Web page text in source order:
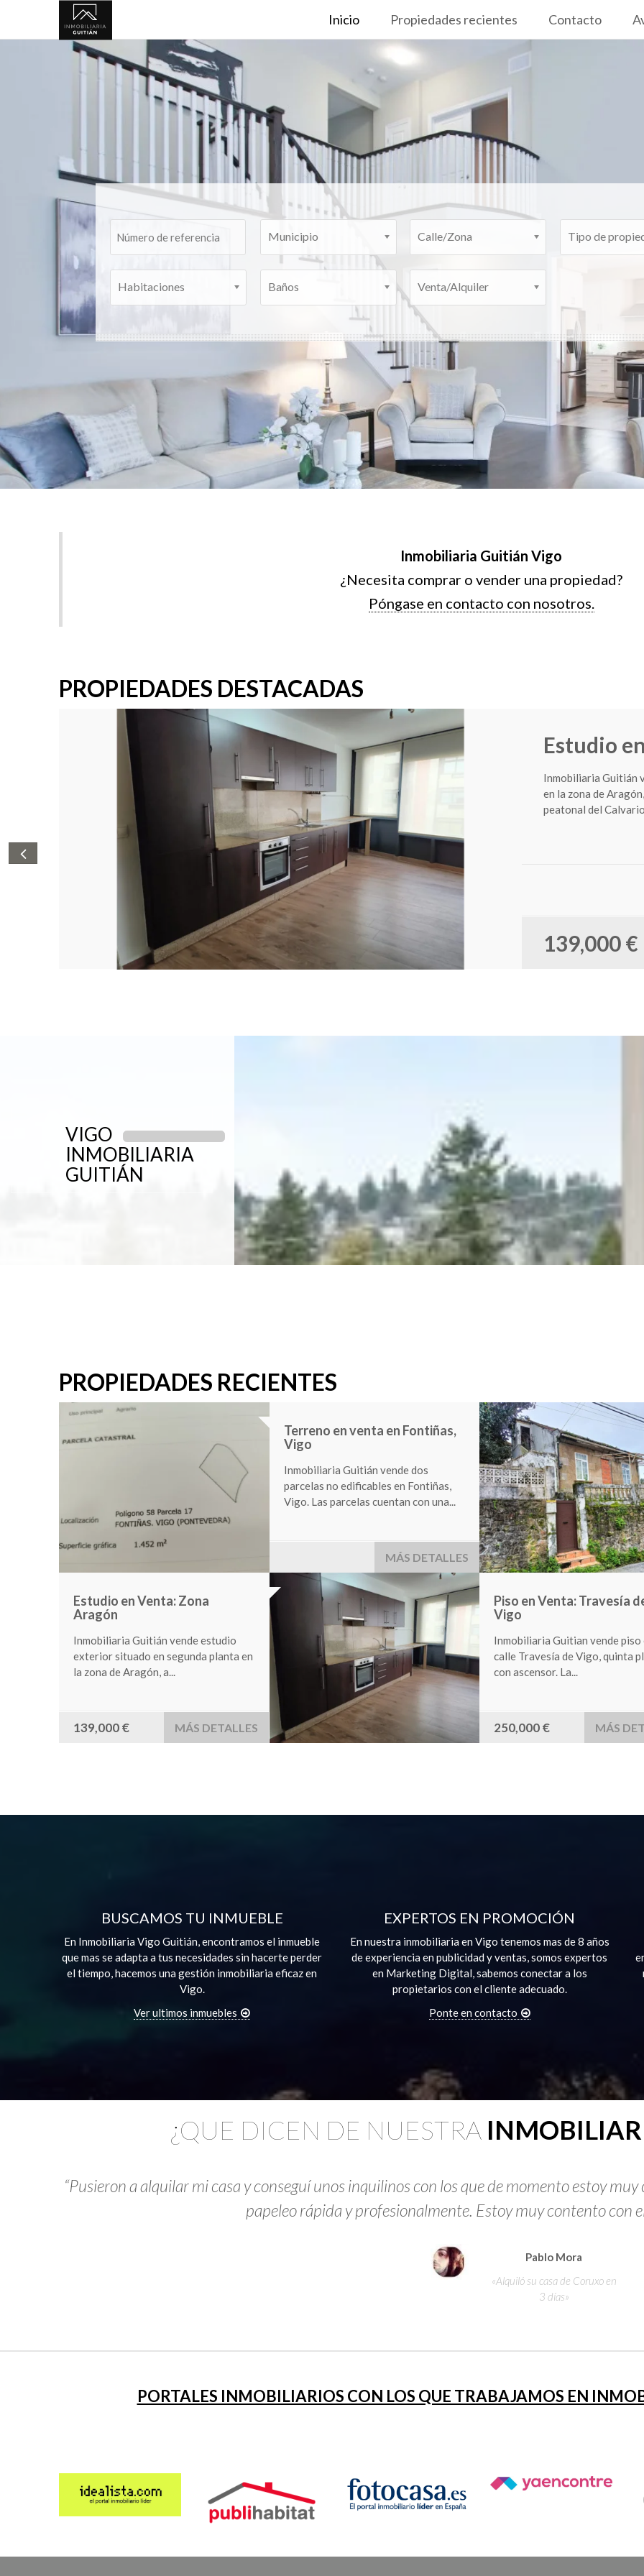
Inmobiliaria
Vigo
Guitian
Inicio Propiedades recientes Contacto
Municipio Calle/Zona Tipo de
Habitaciones Baños Venta/Alquiler
Inmobiliaria Guitián Vigo
¿Necesita comprar o vender una propiedad?
Póngase en contacto con nosotros.
PROPIEDADES DESTACADAS
Estudio
Inmobiliaria Guitián
en la zona de
peatonal del
139,000 €
VIGO
INMOBILIARIA
GUITIÁN
PROPIEDADES RECIENTES
Local en Venta en San Roque,
Vigo
Inmobiliaria Guitián presenta un
luminoso local comercial a pie de calle
en calle San Roque....
MÁS DETALLES
Venta casa zona Creciente
reformada en el año 2000. Situada en
la zona de Creciente....
75,000 € MÁS DETALLES
Venta terreno zona
Chandebrito
Estupendo terreno en la zona
Chandebrito, con una
850 m2. Consta de...
90,000 € MÁS
BUSCAMOS TU INMUEBLE
En Inmobiliaria Vigo Guitián, encontramos el inmueble
que mas se adapta a tus necesidades sin hacerte perder
el tiempo, hacemos una gestión inmobiliaria eficaz en
Vigo.
Ver ultimos inmuebles
EXPERTOS EN PROMOCIÓN
En nuestra inmobiliaria en Vigo tenemos mas de 8 años
de experiencia en publicidad y ventas, somos expertos
en Marketing Digital, sabemos conectar a los
propietarios con el cliente adecuado.
Ponte en contacto
¿QUE DICEN DE NUESTRA
“Pusieron a alquilar mi casa y conseguí unos inquilinos con los que de momento estoy
papeleo rápida y profesionalmente. Estoy muy contento con
Pablo Mora
«Alquiló su casa de Coruxo en
3 días»
PORTALES INMOBILIARIOS CON LOS QUE TRABAJAMOS EN